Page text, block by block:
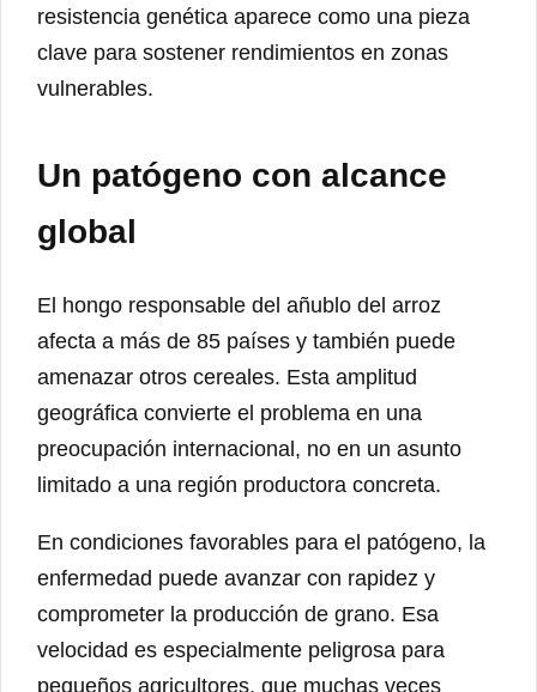
resistencia genética aparece como una pieza
clave para sostener rendimientos en zonas
vulnerables.
Un patógeno con alcance
global
El hongo responsable del añublo del arroz
afecta a más de 85 países y también puede
amenazar otros cereales. Esta amplitud
geográfica convierte el problema en una
preocupación internacional, no en un asunto
limitado a una región productora concreta.
En condiciones favorables para el patógeno, la
enfermedad puede avanzar con rapidez y
comprometer la producción de grano. Esa
velocidad es especialmente peligrosa para
pequeños agricultores, que muchas veces